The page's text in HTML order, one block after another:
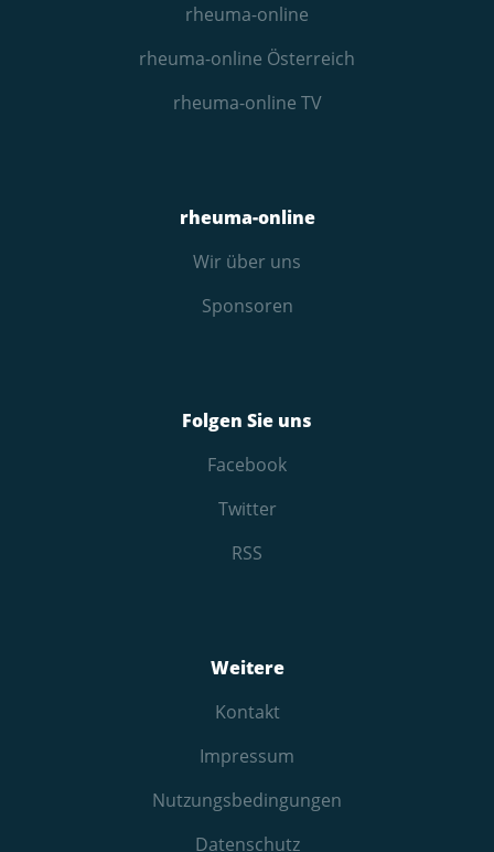
rheuma-online
rheuma-online Österreich
rheuma-online TV
rheuma-online
Wir über uns
Sponsoren
Folgen Sie uns
Facebook
Twitter
RSS
Weitere
Kontakt
Impressum
Nutzungs­bedingungen
Datenschutz